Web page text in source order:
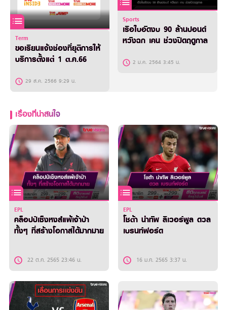
Term
ขอเรียนแจ้งช่องที่ยุติการให้
บริการตั้งแต่ 1 ต.ค.66
29 ส.ค. 2566 9:29 น.
Sports
เรือใบอัดงบ 90 ล้านปอนด์
หวังฉก เคน ช่วงปิดฤดูกาล
2 ม.ค. 2564 3:45 น.
เรื่องที่น่าสนใจ
EPL
คล็อปป์เซ็งหงส์แพ้เจ้าป่า
ทั้งๆ ที่สร้างโอกาสได้มากมาย
22 ต.ค. 2565 23:46 น.
EPL
โชต้า นำทัพ ลิเวอร์พูล ดวล
เบรนท์ฟอร์ด
16 ม.ค. 2565 3:37 น.